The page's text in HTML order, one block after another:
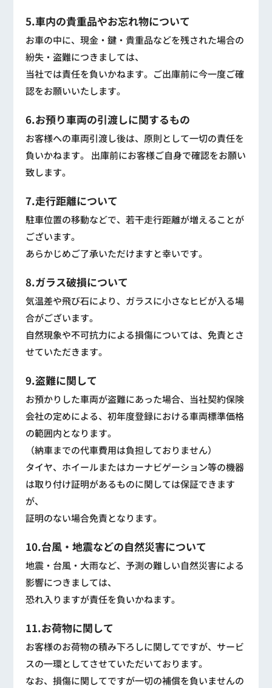
5.車内の貴重品やお忘れ物について
お車の中に、現金・鍵・貴重品などを残された場合の
紛失・盗難につきましては、
当社では責任を負いかねます。ご出庫前に今一度ご確
認をお願いいたします。
6.お預り車両の引渡しに関するもの
お客様への車両引渡し後は、原則として一切の責任を
負いかねます。 出庫前にお客様ご自身で確認をお願い
致します。
7.走行距離について
駐車位置の移動などで、若干走行距離が増えることが
ございます。
あらかじめご了承いただけますと幸いです。
8.ガラス破損について
気温差や飛び石により、ガラスに小さなヒビが入る場
合がございます。
自然現象や不可抗力による損傷については、免責とさ
せていただきます。
9.盗難に関して
お預かりした車両が盗難にあった場合、当社契約保険
会社の定めによる、初年度登録における車両標準価格
の範囲内となります。
（納車までの代車費用は負担しておりません）
タイヤ、ホイールまたはカーナビゲーション等の機器
は取り付け証明があるものに関しては保証できます
が、
証明のない場合免責となります。
10.台風・地震などの自然災害について
地震・台風・大雨など、予測の難しい自然災害による
影響につきましては、
恐れ入りますが責任を負いかねます。
11.お荷物に関して
お客様のお荷物の積み下ろしに関してですが、サービ
スの一環としてさせていただいております。
なお、損傷に関してですが一切の補償を負いませんの